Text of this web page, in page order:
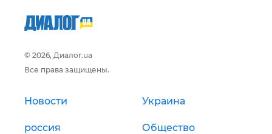
© 2026, Диалог.ua
Все права защищены.
Новости Украина
россия Общество